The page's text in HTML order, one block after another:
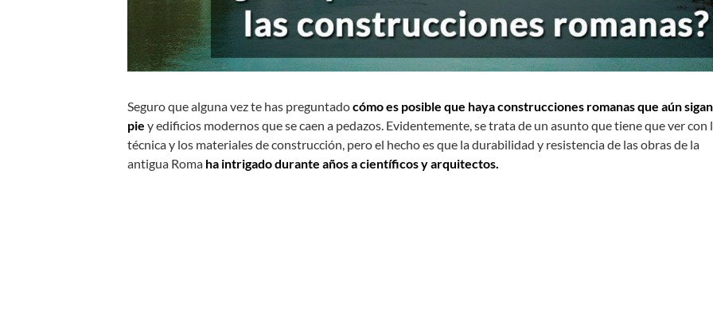
Seguro que alguna vez te has preguntadocómo es posible que haya construcciones romanas que aún
pie y edificios modernos que se caen a pedazos. Evidentemente, se trata de un asunto que tiene que ver con
técnica y los materiales de construcción, pero el hecho es que la durabilidad y resistencia de las obras de la
antigua Roma ha intrigado durante años a científicos y arquitectos.